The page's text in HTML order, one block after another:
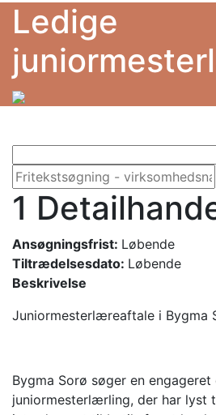
Ledige
1
Ansøgningsfrist: Løbende
Tiltrædelsesdato: Løbende
Beskrivelse
Juniormesterlæreaftale i Bygma
Bygma Sorø søger en
juniormesterlærling, der har lyst